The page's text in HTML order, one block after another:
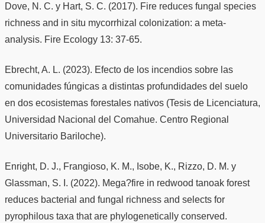
Dove, N. C. y Hart, S. C. (2017). Fire reduces fungal species
richness and in situ mycorrhizal colonization: a meta-
analysis. Fire Ecology 13: 37-65.
Ebrecht, A. L. (2023). Efecto de los incendios sobre las
comunidades fúngicas a distintas profundidades del suelo
en dos ecosistemas forestales nativos (Tesis de Licenciatura,
Universidad Nacional del Comahue. Centro Regional
Universitario Bariloche).
Enright, D. J., Frangioso, K. M., Isobe, K., Rizzo, D. M. y
Glassman, S. I. (2022). Mega?fire in redwood tanoak forest
reduces bacterial and fungal richness and selects for
pyrophilous taxa that are phylogenetically conserved.